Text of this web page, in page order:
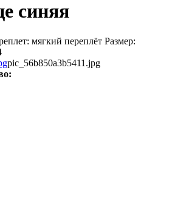
синяя
мягкий переплёт Размер:
pic_56b850a3b5411.jpg